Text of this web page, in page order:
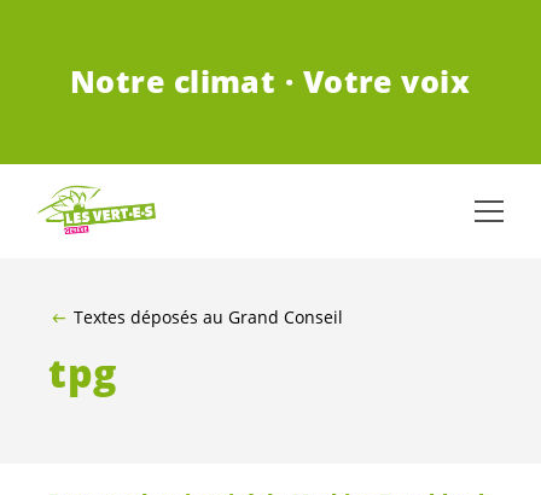
Notre climat · Votre voix
Textes déposés au Grand Conseil
tpg